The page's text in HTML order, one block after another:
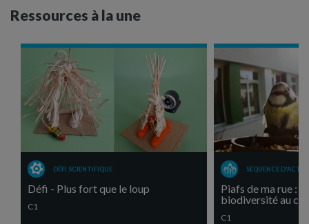
Ressources à la une
DÉFI SCIENTIFIQUE
Défi - Plus fort que le loup
C1
SÉQUENCE
Piafs de ma rue :
biodiversité au
C1